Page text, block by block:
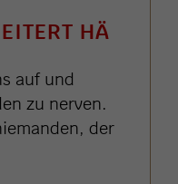
HÄ
auf und
zu nerven.
der